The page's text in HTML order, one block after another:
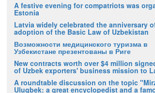
A festive evening for compatriots was
Estonia
Latvia widely celebrated the anniversary
adoption of the Basic Law of Uzbekistan
Возможности медицинского туризма в
Узбекистане презентованы в Риге
New contracts worth over $4 million
of Uzbek exporters' business mission to
A roundtable discussion on the topic
Ulugbek: a great encyclopedist and a